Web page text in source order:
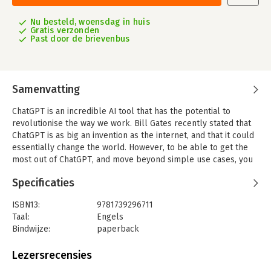
Nu besteld, woensdag in huis
Gratis verzonden
Past door de brievenbus
Samenvatting
ChatGPT is an incredible AI tool that has the potential to
revolutionise the way we work. Bill Gates recently stated that
ChatGPT is as big an invention as the internet, and that it could
essentially change the world. However, to be able to get the
most out of ChatGPT, and move beyond simple use cases, you
This book is designed to help you learn the art of working with
ChatGPT in such a way that you get much better. This skill,
prompt engineering, is what separates good from great when it
comes to using ChatGPT.
- Learn 4 core techniques and tools to write better prompts
Specificaties
ISBN13:
9781739296711
Taal:
Engels
Bindwijze:
paperback
Uitgever:
Lezersrecensies